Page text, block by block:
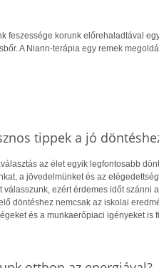
feszessége korunk előrehaladtával
A Niann-terápia egy remek
tippek a jó
az élet egyik legfontosabb
a jövedelmünket és az
válasszunk, ezért érdemes időt szánni
döntéshez nemcsak az iskolai
és a munkaerőpiaci igényeket is